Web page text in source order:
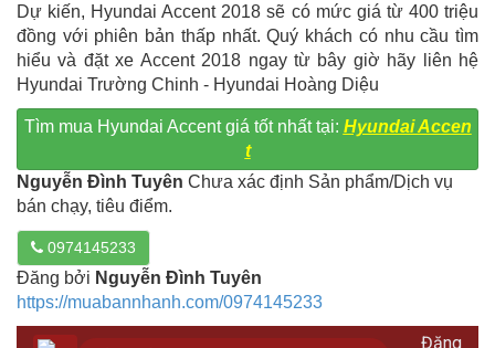
Dự kiến, Hyundai Accent 2018 sẽ có mức giá từ 400 triệu
đồng với phiên bản thấp nhất. Quý khách có nhu cầu tìm
hiểu và đặt xe Accent 2018 ngay từ bây giờ hãy liên hệ
Hyundai Trường Chinh - Hyundai Hoàng Diệu
Tìm mua Hyundai Accent giá tốt nhất tại: Hyundai Accen
t
Nguyễn Đình Tuyên Chưa xác định Sản phẩm/Dịch vụ
bán chạy, tiêu điểm.
0974145233
Đăng bởi Nguyễn Đình Tuyên
https://muabannhanh.com/0974145233